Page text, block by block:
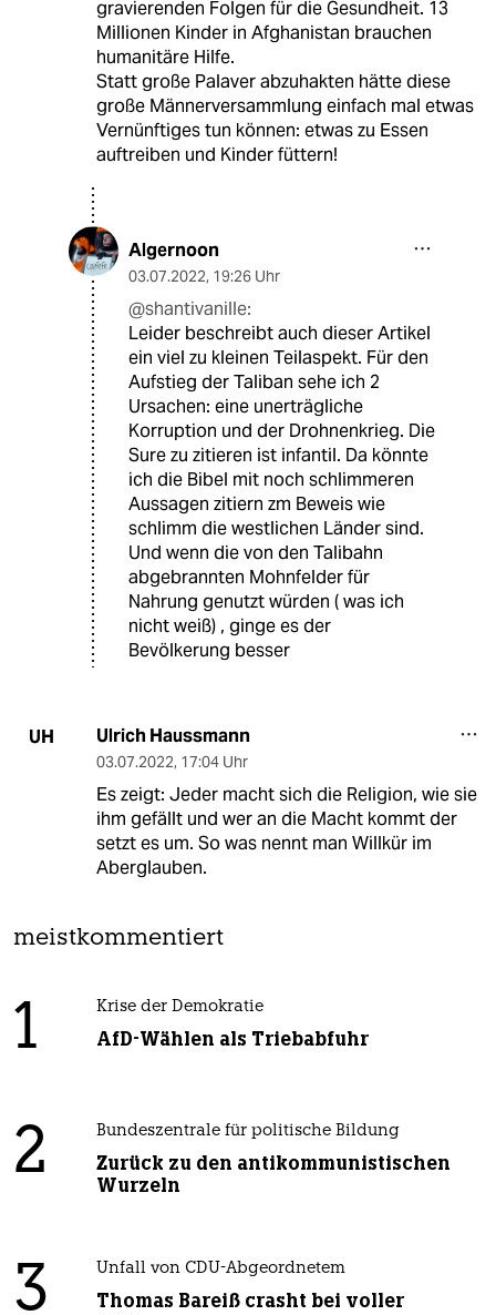
gravierenden Folgen für die Gesundheit. 13
Millionen Kinder in Afghanistan brauchen
humanitäre Hilfe.
Statt große Palaver abzuhakten hätte diese
große Männerversammlung einfach mal etwas
Vernünftiges tun können: etwas zu Essen
auftreiben und Kinder füttern!
Algernoon
03.07.2022, 19:26 Uhr
@shantivanille:
Leider beschreibt auch dieser Artikel
ein viel zu kleinen Teilaspekt. Für den
Aufstieg der Taliban sehe ich 2
Ursachen: eine unerträgliche
Korruption und der Drohnenkrieg. Die
Sure zu zitieren ist infantil. Da könnte
ich die Bibel mit noch schlimmeren
Aussagen zitiern zm Beweis wie
schlimm die westlichen Länder sind.
Und wenn die von den Talibahn
abgebrannten Mohnfelder für
Nahrung genutzt würden ( was ich
nicht weiß) , ginge es der
Bevölkerung besser
UH Ulrich Haussmann
03.07.2022, 17:04 Uhr
Es zeigt: Jeder macht sich die Religion, wie sie
ihm gefällt und wer an die Macht kommt der
setzt es um. So was nennt man Willkür im
Aberglauben.
meistkommentiert
1 Krise der Demokratie
AfD-Wählen als Triebabfuhr
2 Bundeszentrale für politische Bildung
Zurück zu den antikommunistischen
Wurzeln
3 Unfall von CDU-Abgeordnetem
Thomas Bareiß crasht bei voller